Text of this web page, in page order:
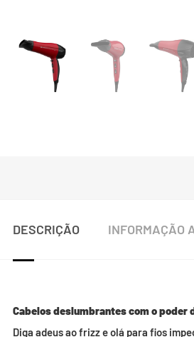
DESCRIÇÃO INFORMAÇÃO
Cabelos deslumbrantes com o poder
Diga adeus ao frizz e olá para fios